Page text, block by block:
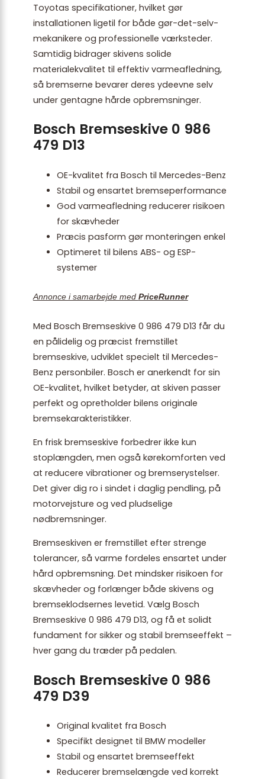
Toyotas specifikationer, hvilket gør
installationen ligetil for både gør-det-selv-
mekanikere og professionelle værksteder.
Samtidig bidrager skivens solide
materialekvalitet til effektiv varmeafledning,
så bremserne bevarer deres ydeevne selv
under gentagne hårde opbremsninger.
Bosch Bremseskive 0 986
479 D13
OE-kvalitet fra Bosch til Mercedes-Benz
Stabil og ensartet bremseperformance
God varmeafledning reducerer risikoen
for skævheder
Præcis pasform gør monteringen enkel
Optimeret til bilens ABS- og ESP-
systemer
Annonce i samarbejde med PriceRunner
Med Bosch Bremseskive 0 986 479 D13 får du
en pålidelig og præcist fremstillet
bremseskive, udviklet specielt til Mercedes-
Benz personbiler. Bosch er anerkendt for sin
OE-kvalitet, hvilket betyder, at skiven passer
perfekt og opretholder bilens originale
bremsekarakteristikker.
En frisk bremseskive forbedrer ikke kun
stoplængden, men også kørekomforten ved
at reducere vibrationer og bremserystelser.
Det giver dig ro i sindet i daglig pendling, på
motorvejsture og ved pludselige
nødbremsninger.
Bremseskiven er fremstillet efter strenge
tolerancer, så varme fordeles ensartet under
hård opbremsning. Det mindsker risikoen for
skævheder og forlænger både skivens og
bremseklodsernes levetid. Vælg Bosch
Bremseskive 0 986 479 D13, og få et solidt
fundament for sikker og stabil bremseeffekt –
hver gang du træder på pedalen.
Bosch Bremseskive 0 986
479 D39
Original kvalitet fra Bosch
Specifikt designet til BMW modeller
Stabil og ensartet bremseeffekt
Reducerer bremselængde ved korrekt